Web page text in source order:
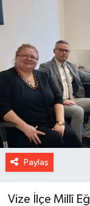
Paylaş
Vize İlçe Millî